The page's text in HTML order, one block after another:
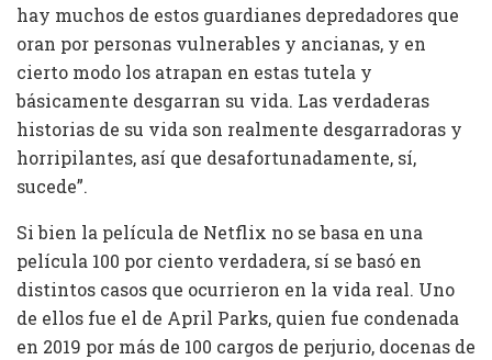
hay muchos de estos guardianes depredadores que
oran por personas vulnerables y ancianas, y en
cierto modo los atrapan en estas tutela y
básicamente desgarran su vida. Las verdaderas
historias de su vida son realmente desgarradoras y
horripilantes, así que desafortunadamente, sí,
sucede”.
Si bien la película de Netflix no se basa en una
película 100 por ciento verdadera, sí se basó en
distintos casos que ocurrieron en la vida real. Uno
de ellos fue el de April Parks, quien fue condenada
en 2019 por más de 100 cargos de perjurio, docenas de